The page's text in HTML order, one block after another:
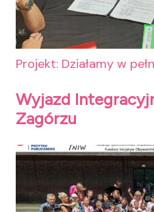
Projekt: Działamy w
Wyjazd
Zagórzu